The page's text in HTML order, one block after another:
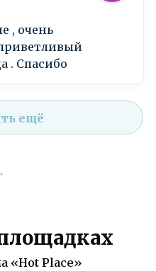
, очень
. Спасибо
ещё
«Hot Place»